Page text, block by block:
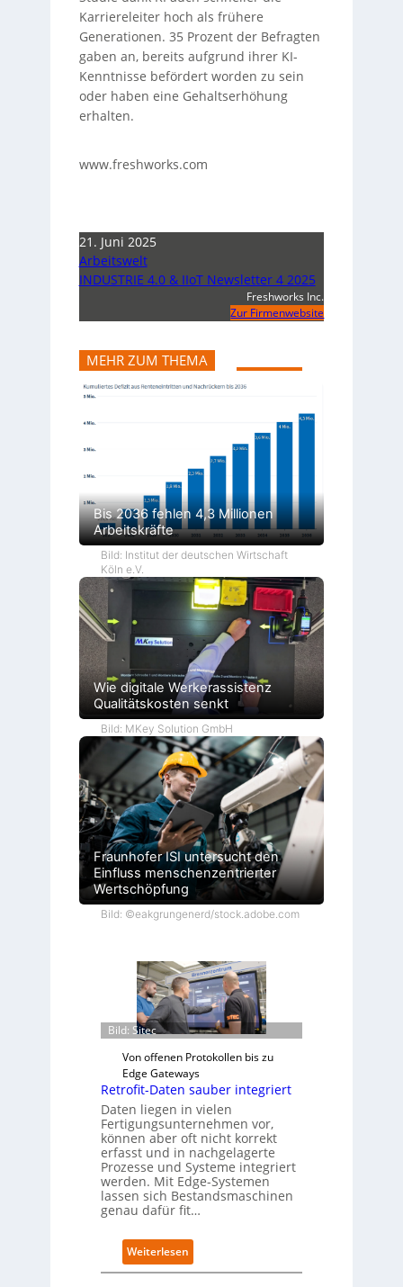
Karriereleiter hoch als frühere
Generationen. 35 Prozent der Befragten
gaben an, bereits aufgrund ihrer KI-
Kenntnisse befördert worden zu sein
oder haben eine Gehaltserhöhung
erhalten.
www.freshworks.com
21. Juni 2025
Arbeitswelt
INDUSTRIE 4.0 & IIoT Newsletter 4 2025
Freshworks Inc.
Zur Firmenwebsite
MEHR ZUM THEMA
Bis 2036 fehlen 4,3 Millionen
Arbeitskräfte
Bild: Institut der deutschen Wirtschaft
Köln e.V.
Wie digitale Werkerassistenz
Qualitätskosten senkt
Bild: MKey Solution GmbH
Fraunhofer ISI untersucht den
Einfluss menschenzentrierter
Wertschöpfung
Bild: ©eakgrungenerd/stock.adobe.com
Bild: Sitec
Von offenen Protokollen bis zu
Edge Gateways
Retrofit-Daten sauber integriert
Daten liegen in vielen
Fertigungsunternehmen vor,
können aber oft nicht korrekt
erfasst und in nachgelagerte
Prozesse und Systeme integriert
werden. Mit Edge-Systemen
lassen sich Bestandsmaschinen
genau dafür fit…
Weiterlesen:
R